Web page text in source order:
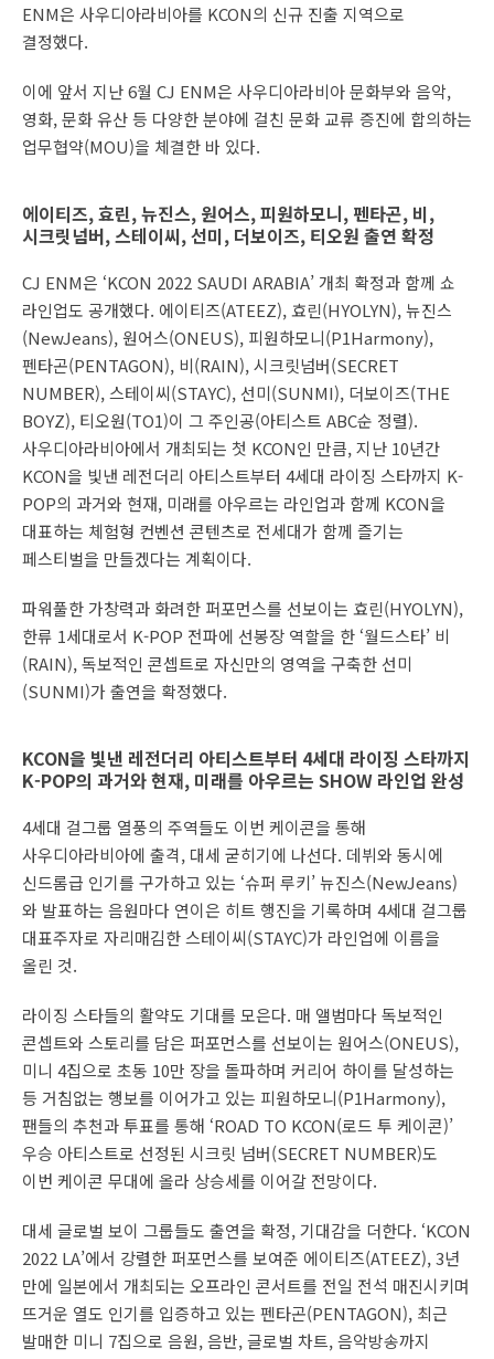
ENM은 사우디아라비아를 KCON의 신규 진출 지역으로
결정했다.
이에 앞서 지난 6월 CJ ENM은 사우디아라비아 문화부와 음악,
영화, 문화 유산 등 다양한 분야에 걸친 문화 교류 증진에 합의하는
업무협약(MOU)을 체결한 바 있다.
에이티즈, 효린, 뉴진스, 원어스, 피원하모니, 펜타곤, 비,
시크릿넘버, 스테이씨, 선미, 더보이즈, 티오원 출연 확정
CJ ENM은 ‘KCON 2022 SAUDI ARABIA’ 개최 확정과 함께 쇼
라인업도 공개했다. 에이티즈(ATEEZ), 효린(HYOLYN), 뉴진스
(NewJeans), 원어스(ONEUS), 피원하모니(P1Harmony),
펜타곤(PENTAGON), 비(RAIN), 시크릿넘버(SECRET
NUMBER), 스테이씨(STAYC), 선미(SUNMI), 더보이즈(THE
BOYZ), 티오원(TO1)이 그 주인공(아티스트 ABC순 정렬).
사우디아라비아에서 개최되는 첫 KCON인 만큼, 지난 10년간
KCON을 빛낸 레전더리 아티스트부터 4세대 라이징 스타까지 K-
POP의 과거와 현재, 미래를 아우르는 라인업과 함께 KCON을
대표하는 체험형 컨벤션 콘텐츠로 전세대가 함께 즐기는
페스티벌을 만들겠다는 계획이다.
파워풀한 가창력과 화려한 퍼포먼스를 선보이는 효린(HYOLYN),
한류 1세대로서 K-POP 전파에 선봉장 역할을 한 ‘월드스타’ 비
(RAIN), 독보적인 콘셉트로 자신만의 영역을 구축한 선미
(SUNMI)가 출연을 확정했다.
KCON을 빛낸 레전더리 아티스트부터 4세대 라이징 스타까지
K-POP의 과거와 현재, 미래를 아우르는 SHOW 라인업 완성
4세대 걸그룹 열풍의 주역들도 이번 케이콘을 통해
사우디아라비아에 출격, 대세 굳히기에 나선다. 데뷔와 동시에
신드롬급 인기를 구가하고 있는 ‘슈퍼 루키’ 뉴진스(NewJeans)
와 발표하는 음원마다 연이은 히트 행진을 기록하며 4세대 걸그룹
대표주자로 자리매김한 스테이씨(STAYC)가 라인업에 이름을
올린 것.
라이징 스타들의 활약도 기대를 모은다. 매 앨범마다 독보적인
콘셉트와 스토리를 담은 퍼포먼스를 선보이는 원어스(ONEUS),
미니 4집으로 초동 10만 장을 돌파하며 커리어 하이를 달성하는
등 거침없는 행보를 이어가고 있는 피원하모니(P1Harmony),
팬들의 추천과 투표를 통해 ‘ROAD TO KCON(로드 투 케이콘)’
우승 아티스트로 선정된 시크릿 넘버(SECRET NUMBER)도
이번 케이콘 무대에 올라 상승세를 이어갈 전망이다.
대세 글로벌 보이 그룹들도 출연을 확정, 기대감을 더한다. ‘KCON
2022 LA’에서 강렬한 퍼포먼스를 보여준 에이티즈(ATEEZ), 3년
만에 일본에서 개최되는 오프라인 콘서트를 전일 전석 매진시키며
뜨거운 열도 인기를 입증하고 있는 펜타곤(PENTAGON), 최근
발매한 미니 7집으로 음원, 음반, 글로벌 차트, 음악방송까지